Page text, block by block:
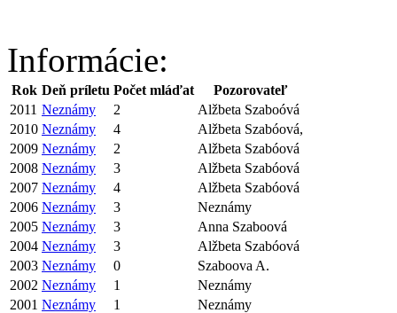
Informácie:
Rok Deň príletu Počet mláďat
Pozorovateľ
2011 Neznámy 2
Alžbeta Szaboóvá
2010 Neznámy 4
Alžbeta Szabóová,
2009 Neznámy 2
Alžbeta Szabóová
2008 Neznámy 3
Alžbeta Szabóová
2007 Neznámy 4
Alžbeta Szabóová
2006 Neznámy 3
Neznámy
2005 Neznámy 3
Anna Szaboová
2004 Neznámy 3
Alžbeta Szabóová
2003 Neznámy 0
Szaboova A.
2002 Neznámy 1
Neznámy
2001 Neznámy 1 Neznámy